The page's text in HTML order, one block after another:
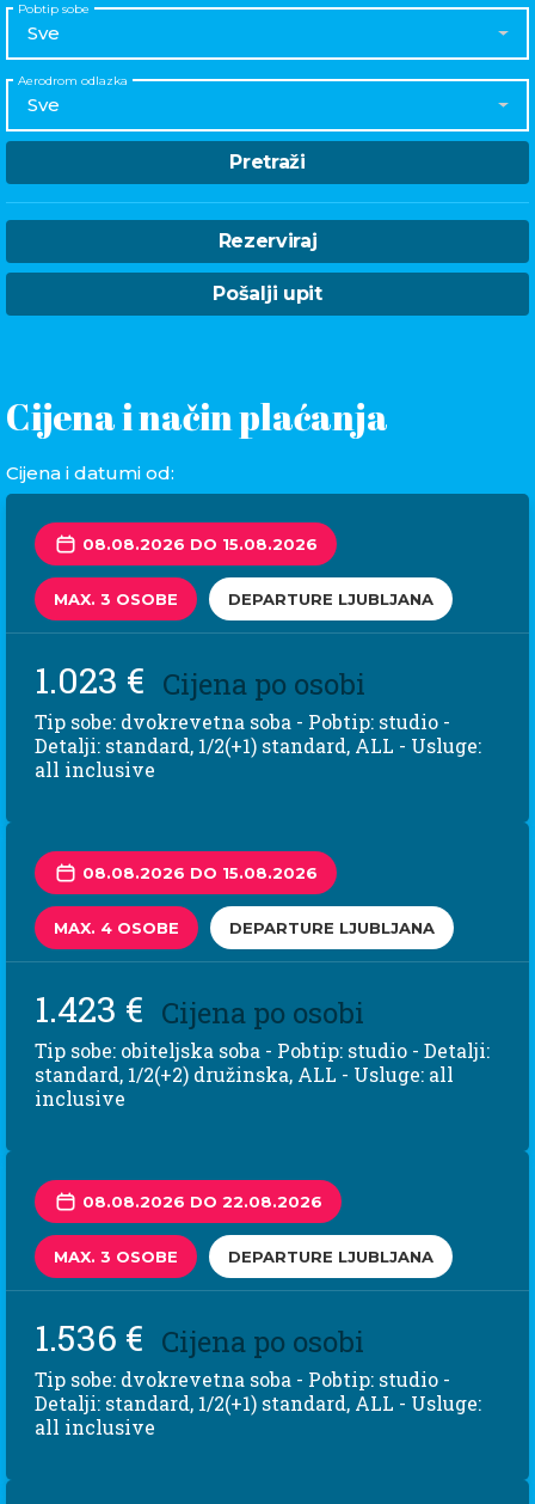
Pobtip sobe
Sve
Aerodrom odlazka
Sve
Pretraži
Rezerviraj
Pošalji upit
Cijena i način plaćanja
Cijena i datumi od:
08.08.2026 DO 15.08.2026
MAX. 3 OSOBE DEPARTURE LJUBLJANA
1.023 € Cijena po osobi
Tip sobe: dvokrevetna soba - Pobtip: studio -
Detalji: standard, 1/2(+1) standard, ALL - Usluge:
all inclusive
08.08.2026 DO 15.08.2026
MAX. 4 OSOBE DEPARTURE LJUBLJANA
1.423 € Cijena po osobi
Tip sobe: obiteljska soba - Pobtip: studio - Detalji:
standard, 1/2(+2) družinska, ALL - Usluge: all
inclusive
08.08.2026 DO 22.08.2026
MAX. 3 OSOBE DEPARTURE LJUBLJANA
1.536 € Cijena po osobi
Tip sobe: dvokrevetna soba - Pobtip: studio -
Detalji: standard, 1/2(+1) standard, ALL - Usluge:
all inclusive